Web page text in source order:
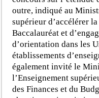
outre, indiqué au
supérieur d’accélérer
Baccalauréat et
d’orientation dans les
établissements
également invité le
l’Enseignement
des Finances et du